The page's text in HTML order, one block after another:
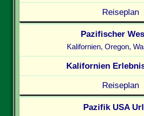
Reiseplan
Pazifischer
Kalifornien, Oregon,
Kalifornien
Reiseplan
Pazifik USA